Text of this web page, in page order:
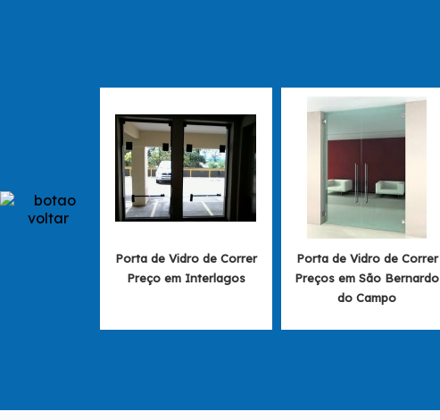
Porta de Vidro de Correr
Preço em Interlagos
Porta de Vidro de Correr
Preços em São Bernardo
do Campo